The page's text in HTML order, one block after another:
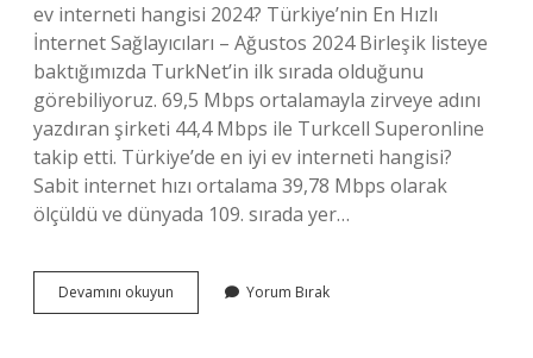
ev interneti hangisi 2024? Türkiye’nin En Hızlı
İnternet Sağlayıcıları – Ağustos 2024 Birleşik listeye
baktığımızda TurkNet’in ilk sırada olduğunu
görebiliyoruz. 69,5 Mbps ortalamayla zirveye adını
yazdıran şirketi 44,4 Mbps ile Turkcell Superonline
takip etti. Türkiye’de en iyi ev interneti hangisi?
Sabit internet hızı ortalama 39,78 Mbps olarak
ölçüldü ve dünyada 109. sırada yer…
Devamını okuyun
Hızlı
Yorum Bırak